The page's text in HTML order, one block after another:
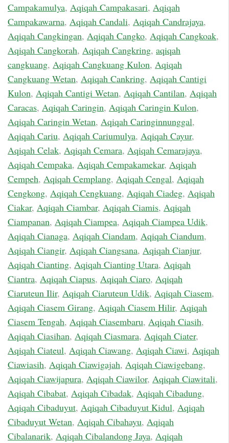
Campakamulya, Aqiqah Campakasari, Aqiqah
Campakawarna, Aqiqah Candali, Aqiqah Candrajaya,
Aqiqah Cangkingan, Aqiqah Cangko, Aqiqah Cangkoak,
Aqiqah Cangkorah, Aqiqah Cangkring, aqiqah
cangkuang, Aqiqah Cangkuang Kulon, Aqiqah
Cangkuang Wetan, Aqiqah Cankring, Aqiqah Cantigi
Kulon, Aqiqah Cantigi Wetan, Aqiqah Cantilan, Aqiqah
Caracas, Aqiqah Caringin, Aqiqah Caringin Kulon,
Aqiqah Caringin Wetan, Aqiqah Caringinnunggal,
Aqiqah Cariu, Aqiqah Cariumulya, Aqiqah Cayur,
Aqiqah Celak, Aqiqah Cemara, Aqiqah Cemarajaya,
Aqiqah Cempaka, Aqiqah Cempakamekar, Aqiqah
Cempeh, Aqiqah Cemplang, Aqiqah Cengal, Aqiqah
Cengkong, Aqiqah Cengkuang, Aqiqah Ciadeg, Aqiqah
Ciakar, Aqiqah Ciambar, Aqiqah Ciamis, Aqiqah
Ciampanan, Aqiqah Ciampea, Aqiqah Ciampea Udik,
Aqiqah Cianaga, Aqiqah Ciandam, Aqiqah Ciandum,
Aqiqah Ciangir, Aqiqah Ciangsana, Aqiqah Cianjur,
Aqiqah Cianting, Aqiqah Cianting Utara, Aqiqah
Ciantra, Aqiqah Ciapus, Aqiqah Ciaro, Aqiqah
Ciaruteun Ilir, Aqiqah Ciaruteun Udik, Aqiqah Ciasem,
Aqiqah Ciasem Girang, Aqiqah Ciasem Hilir, Aqiqah
Ciasem Tengah, Aqiqah Ciasembaru, Aqiqah Ciasih,
Aqiqah Ciasihan, Aqiqah Ciasmara, Aqiqah Ciater,
Aqiqah Ciateul, Aqiqah Ciawang, Aqiqah Ciawi, Aqiqah
Ciawiasih, Aqiqah Ciawigajah, Aqiqah Ciawigebang,
Aqiqah Ciawijapura, Aqiqah Ciawilor, Aqiqah Ciawitali,
Aqiqah Cibabat, Aqiqah Cibadak, Aqiqah Cibadung,
Aqiqah Cibaduyut, Aqiqah Cibaduyut Kidul, Aqiqah
Cibaduyut Wetan, Aqiqah Cibahayu, Aqiqah
Cibalanarik, Aqiqah Cibalandong Jaya, Aqiqah